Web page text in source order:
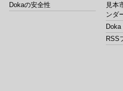
Dokaの安全性
見本
ンダ
RSS